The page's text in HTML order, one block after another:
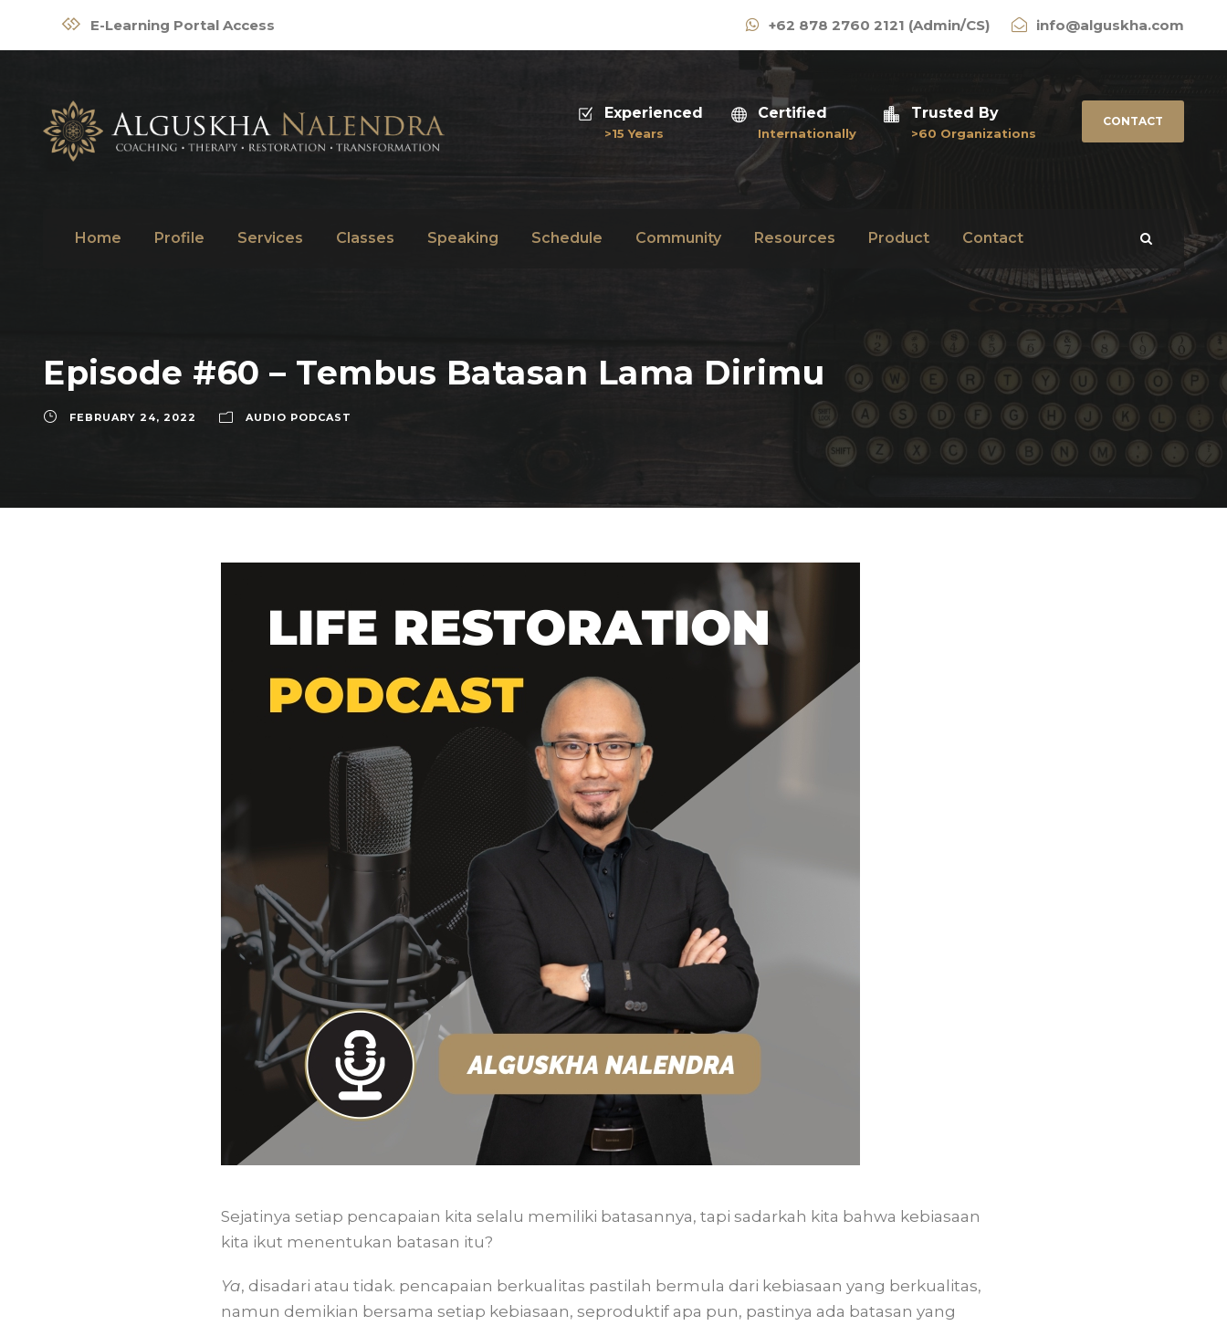
E-Learning Portal Access +62 878 2760 2121 (Admin/CS) info@alguskha.com
Experienced
>15 Years
Certified
Internationally
Trusted By
>60 Organizations
CONTACT
Home Profile Services Classes Speaking Schedule Community Resources Product Contact
Episode #60 – Tembus Batasan Lama Dirimu
FEBRUARY 24, 2022 AUDIO PODCAST
Sejatinya setiap pencapaian kita selalu memiliki batasannya, tapi sadarkah kita bahwa kebiasaan
kita ikut menentukan batasan itu?
Ya, disadari atau tidak. pencapaian berkualitas pastilah bermula dari kebiasaan yang berkualitas,
namun demikian bersama setiap kebiasaan, seproduktif apa pun, pastinya ada batasan yang